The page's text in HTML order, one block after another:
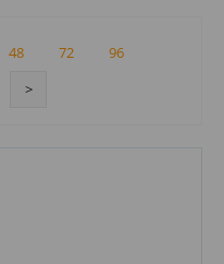
48 72
96
>